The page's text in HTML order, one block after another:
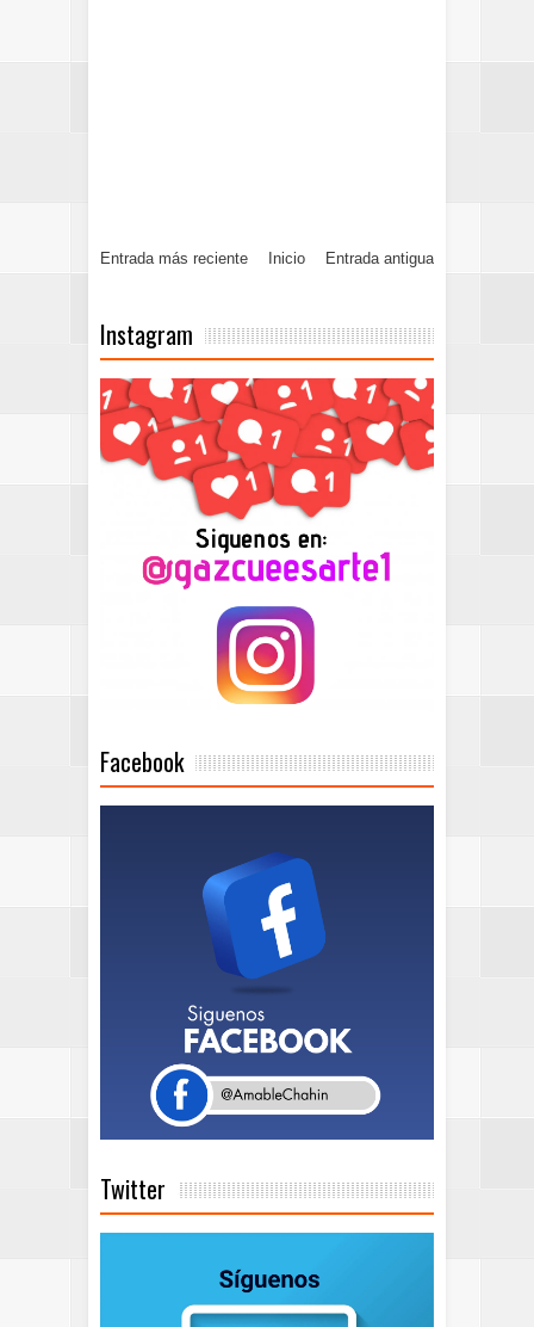
Entrada más reciente Entrada antigua
Inicio
Instagram
Facebook
Twitter